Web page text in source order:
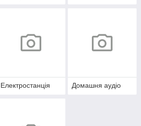
Електростанція Домашня аудіо